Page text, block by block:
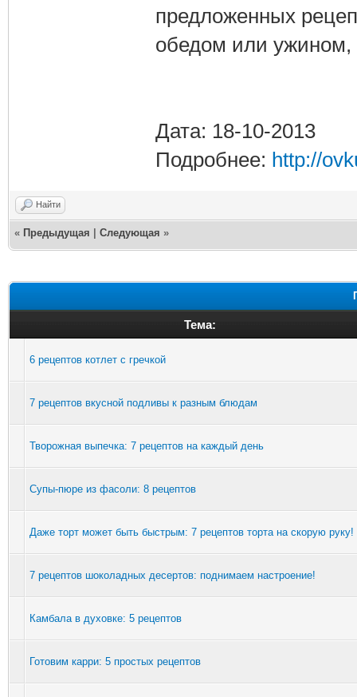
предложенных
обедом или ужином,
Дата: 18-10-2013
Подробнее: http://
Найти
« Предыдущая Следующая »
Тема:
6 рецептов котлет с гречкой
7 рецептов вкусной подливы к разным блюдам
Творожная выпечка: 7 рецептов на каждый день
Супы-пюре из фасоли: 8 рецептов
Даже торт может быть быстрым: 7 рецептов торта на скорую руку!
7 рецептов шоколадных десертов: поднимаем настроение!
Камбала в духовке: 5 рецептов
Готовим карри: 5 простых рецептов